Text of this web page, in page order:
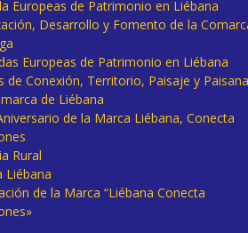
Europeas de Patrimonio en Liébana
Desarrollo y Fomento de la
Europeas de Patrimonio en Liébana
de Conexión, Territorio, Paisaje y
de Liébana
de la Marca Liébana, Conecta
Rural
Liébana
de la Marca “Liébana Conecta